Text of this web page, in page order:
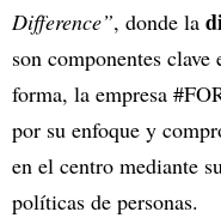
Difference”, donde la
son componentes
forma, la empresa
por su enfoque y
en el centro mediante
políticas de personas.